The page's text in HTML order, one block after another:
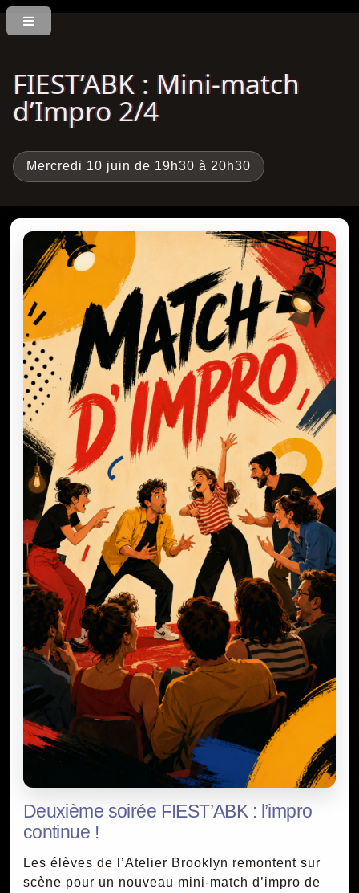
FIEST’ABK : Mini-match
d’Impro 2/4
Mercredi 10 juin de 19h30 à 20h30
Deuxième soirée FIEST’ABK : l’impro
continue !
Les élèves de l’Atelier Brooklyn remontent sur
scène pour un nouveau mini-match d’impro de